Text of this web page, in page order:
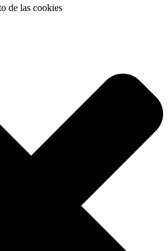
de las cookies